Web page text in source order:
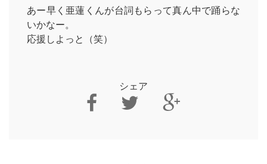
あー早く亜蓮くんが台詞もらって真ん中で踊らな
いかなー。
応援しよっと（笑）
シェア